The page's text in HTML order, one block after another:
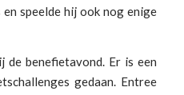
speelde hij ook nog enige
de benefietavond. Er is een
gedaan. Entree